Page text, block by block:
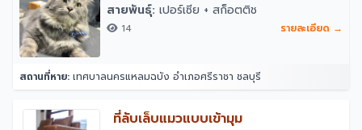
สายพันธุ์: เปอร์เซีย + สก็อตติช
14 รายละเอียด →
สถานที่หาย: เทศบาลนครแหลมฉบัง อำเภอศรีราชา ชลบุรี
ที่ลับเล็บแมวแบบเข้ามุม